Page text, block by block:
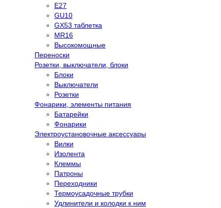
E27
GU10
GX53 таблетка
MR16
Высокомощные
Переноски
Розетки, выключатели, блоки
Блоки
Выключатели
Розетки
Фонарики, элементы питания
Батарейки
Фонарики
Электроустановочные аксессуары
Вилки
Изолента
Клеммы
Патроны
Переходники
Термоусадочные трубки
Удлинители и колодки к ним